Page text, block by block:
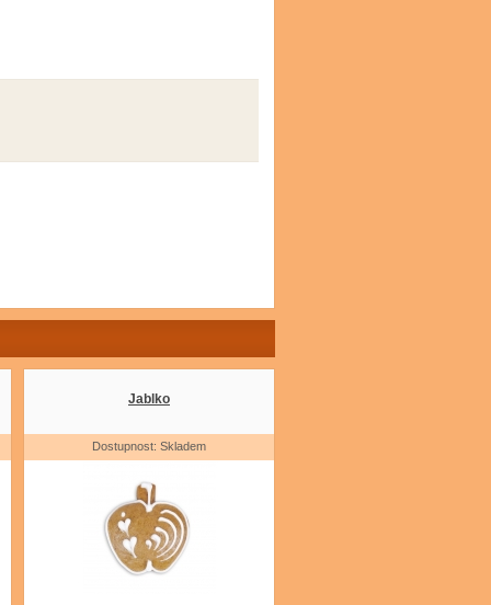
Jablko
Dostupnost: Skladem